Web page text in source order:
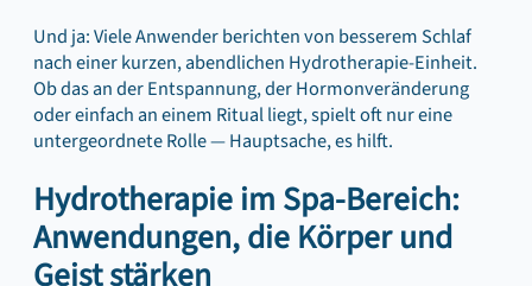
Und ja: Viele Anwender berichten von besserem Schlaf
nach einer kurzen, abendlichen Hydrotherapie-Einheit.
Ob das an der Entspannung, der Hormonveränderung
oder einfach an einem Ritual liegt, spielt oft nur eine
untergeordnete Rolle — Hauptsache, es hilft.
Hydrotherapie im Spa-Bereich:
Anwendungen, die Körper und
Geist stärken